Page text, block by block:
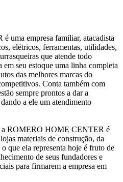
uma empresa familiar, atacadista
elétricos, ferramentas, utilidades,
que atende todo
seu estoque uma linha completa
das melhores marcas do
Conta também com
sempre prontos a dar a
a ele um atendimento
a ROMERO HOME CENTER é
materiais de construção, da
que ela representa hoje é fruto de
de seus fundadores e
para firmarem a empresa em